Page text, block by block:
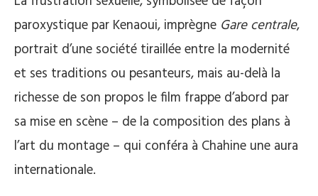
paroxystique par Kenaoui, imprègne Gare centrale,
portrait d’une société tiraillée entre la modernité
et ses traditions ou pesanteurs, mais au-delà la
richesse de son propos le film frappe d’abord par
sa mise en scène – de la composition des plans à
l’art du montage – qui conféra à Chahine une aura
internationale.